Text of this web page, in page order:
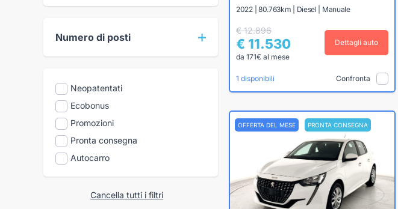
Numero di posti
Neopatentati
Ecobonus
Promozioni
Pronta consegna
Autocarro
Cancella tutti i filtri
2022 | 80.763km | Diesel | Manuale
€ 12.896
€ 11.530
da 171€ al mese
Dettagli auto
1 disponibili Confronta
OFFERTA DEL MESE PRONTA CONSEGNA